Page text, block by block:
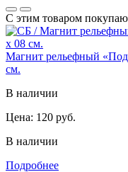
С этим товаром
Магнит рельефный
см.
В наличии
Цена: 120 руб.
В наличии
Подробнее